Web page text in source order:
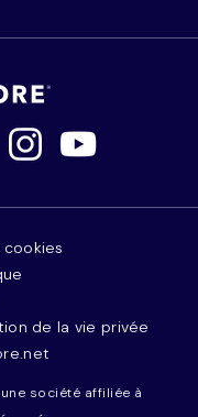
société affiliée à
de la vie privée